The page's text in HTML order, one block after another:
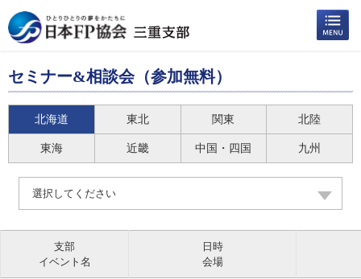
セミナー&相談会（参加無料）
北海道 東北 関東 北陸
東海 近畿 中国・四国 九州
選択してください
支部
イベント名
日時
会場